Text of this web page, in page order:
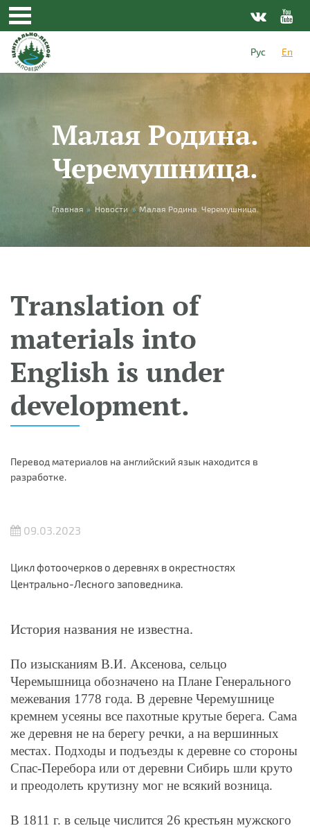
Skip to main content
Рус
En
Малая Родина.
Черемушница.
You are here
Главная » Новости » Малая Родина. Черемушница.
Translation of
materials into
English is under
development.
Перевод материалов на английский язык находится в
разработке.
09.03.2023
Цикл фотоочерков о деревнях в окрестностях
Центрально-Лесного заповедника.
История названия не известна.
По изысканиям В.И. Аксенова, сельцо
Черемышница обозначено на Плане Генерального
межевания 1778 года. В деревне Черемушнице
кремнем усеяны все пахотные крутые берега. Сама
же деревня не на берегу речки, а на вершинных
местах. Подходы и подъезды к деревне со стороны
Спас-Перебора или от деревни Сибирь шли круто
и преодолеть крутизну мог не всякий возница.
В 1811 г. в сельце числится 26 крестьян мужского